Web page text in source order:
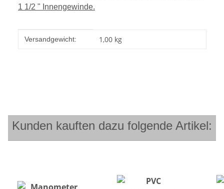
1 1/2 " Innengewinde.
Produkteigenschaft
Wert
Versandgewicht: 1,00 kg
Kunden kauften dazu folgende Artikel: